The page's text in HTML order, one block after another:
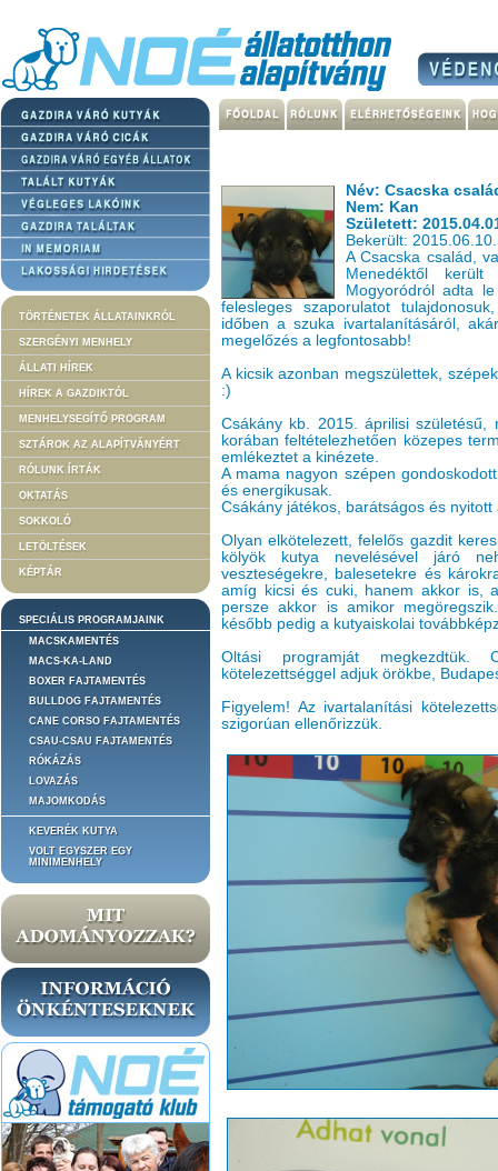
TÖRTÉNETEK ÁLLATAINKRÓL
SZERGÉNYI MENHELY
ÁLLATI HÍREK
HÍREK A GAZDIKTÓL
MENHELYSEGÍTŐ PROGRAM
SZTÁROK AZ ALAPÍTVÁNYÉRT
RÓLUNK ÍRTÁK
OKTATÁS
SOKKOLÓ
LETÖLTÉSEK
KÉPTÁR
SPECIÁLIS PROGRAMJAINK
MACSKAMENTÉS
MACS-KA-LAND
BOXER FAJTAMENTÉS
BULLDOG FAJTAMENTÉS
CANE CORSO FAJTAMENTÉS
CSAU-CSAU FAJTAMENTÉS
RÓKÁZÁS
LOVAZÁS
MAJOMKODÁS
KEVERÉK KUTYA
VOLT EGYSZER EGY
MINIMENHELY
Név: Csacska
Nem: Kan
Született:
Bekerült: 2015.06.10.
A Csacska család,
Menedéktől
Mogyoródról adta
felesleges szaporulatot
időben a szuka ivartalanításáról,
megelőzés a legfontosabb!
A kicsik azonban megszülettek,
:)
Csákány kb. 2015. áprilisi
korában feltételezhetően közepes
emlékeztet a kinézete.
A mama nagyon szépen
és energikusak.
Csákány játékos, barátságos és nyitott
Olyan elkötelezett, felelős gazdit
kölyök kutya nevelésével járó
veszteségekre, balesetekre és
amíg kicsi és cuki, hanem akkor is,
persze akkor is amikor
később pedig a kutyaiskolai
Oltási programját megkezdtük.
kötelezettséggel adjuk örökbe,
Figyelem! Az ivartalanítási
szigorúan ellenőrizzük.